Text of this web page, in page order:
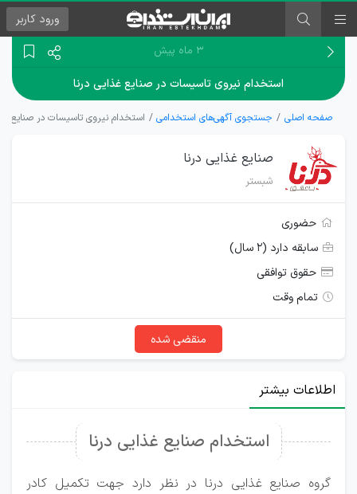
ورود کاربر
۳ ماه پیش
استخدام نیروی تاسیسات در صنایع غذایی درنا
صفحه اصلی جستجوی آگهی‌های استخدامی استخدام نیروی تاسیسات در صنایع
صنایع غذایی درنا
شبستر
حضوری
سابقه دارد (۲ سال)
حقوق توافقی
تمام وقت
منقضی شده
اطلاعات بیشتر
استخدام صنایع غذایی درنا
گروه صنایع غذایی درنا در نظر دارد جهت تکمیل کادر